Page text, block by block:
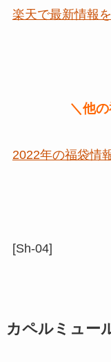
楽天で最新情報
＼他
2022年の福袋情
[Sh-04]
カペルミュー